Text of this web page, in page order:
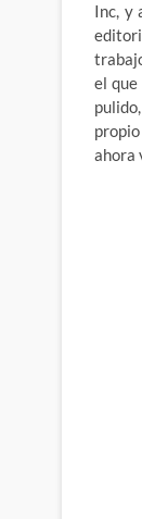
Inc, y
el
ahora